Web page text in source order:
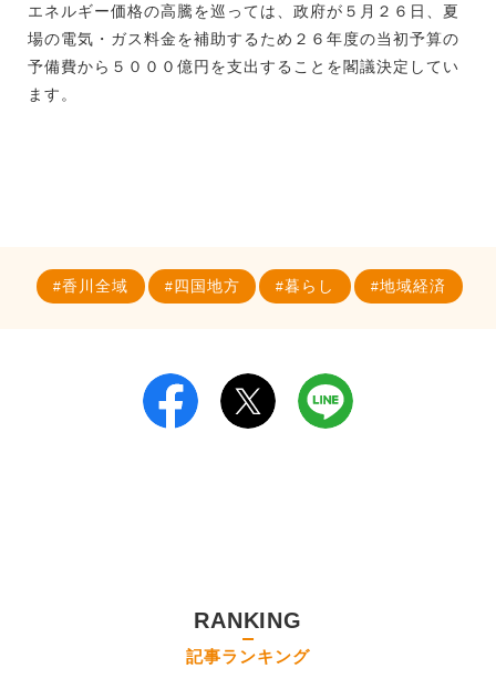
エネルギー価格の高騰を巡っては、政府が５月２６日、夏
場の電気・ガス料金を補助するため２６年度の当初予算の
予備費から５０００億円を支出することを閣議決定してい
ます。
香川全域 四国地方 暮らし 地域経済
RANKING
記事ランキング